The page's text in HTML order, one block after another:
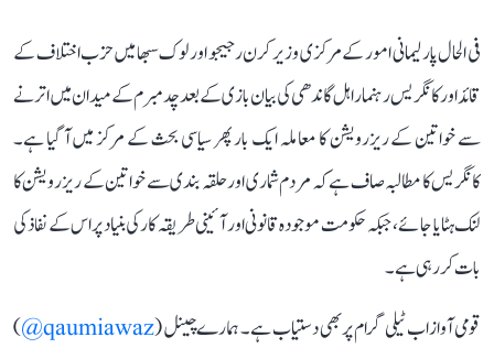
فی الحال پارلیمانی امور کے مرکزی وزیر کرن رجیجو اور لوک سبھا میں حزب اختلاف کے
قائد اور کانگریس رہنما راہل گاندھی کی بیان بازی کے بعد چدمبرم کے میدان میں اترنے
سے خواتین کے ریزرویشن کا معاملہ ایک بار پھر سیاسی بحث کے مرکز میں آ گیا ہے۔
کانگریس کا مطالبہ صاف ہے کہ مردم شماری اور حلقہ بندی سے خواتین کے ریزرویشن کا
لنک ہٹایا جائے، جبکہ حکومت موجودہ قانونی اور آئینی طریقہ کار کی بنیاد پر اس کے نفاذ کی
بات کر رہی ہے۔
قومی آواز اب ٹیلی گرام پر بھی دستیاب ہے۔ ہمارے چینل (qaumiawaz@
)